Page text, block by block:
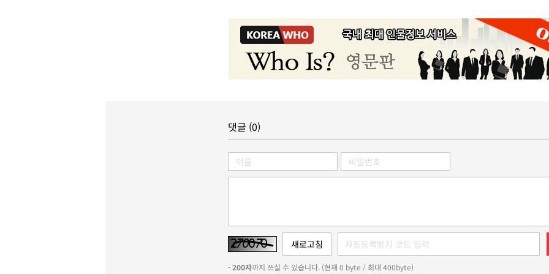
댓글 (0)
-200자까지 쓰실 수 있습니다. (현재 0 byte / 최대 400byte)